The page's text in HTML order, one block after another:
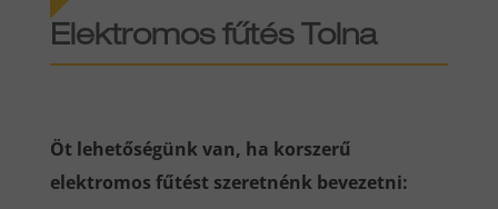
Elektromos fűtés Tolna
Öt lehetőségünk van, ha korszerű
elektromos fűtést szeretnénk bevezetni: